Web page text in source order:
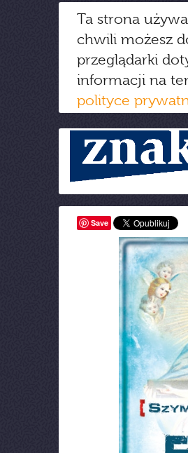
Ta strona
chwili możesz
przeglądarki
informacji na
polityce
Save